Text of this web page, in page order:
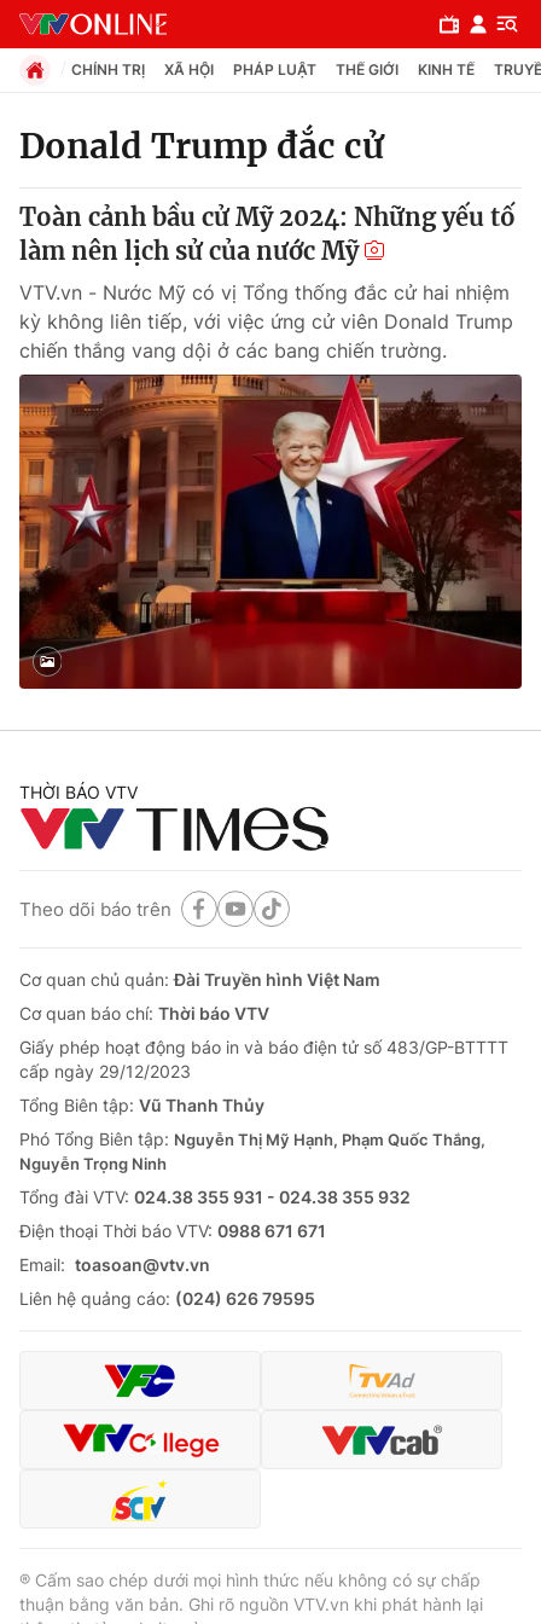
Chuyên mục
Chính trị
Xã hội
Pháp luật
Y tế
Thế giới
Tin tức
Thế giới đó đây
Câu chuyện quốc tế
Kinh tế
Tài chính
Thị trường
Góc doanh nghiệp
Dữ liệu và đời sống
Truyền hình
Phim VTV
Hậu trường
Giải sao mai
Giải trí
Điện ảnh
Âm nhạc
Du lịch
Làm đẹp
Chất lượng cuộc sống
Tuyển sinh
Học trực tuyến
Công nghệ
Hitech Công nghệ tương lai
Sản phẩm
Thị trường
Tư vấn
Giao lưu trực tuyến
Lịch phát sóng
Chuyên mục khác
Emagazine Podcast
Video Shorts video
VTV Money
VTV Sức khoẻ Bất động sản
CHÍNH TRỊ XÃ HỘI PHÁP LUẬT THẾ GIỚI KINH TẾ
Donald Trump đắc cử
Toàn cảnh bầu cử Mỹ 2024: Những yếu tố
làm nên lịch sử của nước Mỹ
VTV.vn - Nước Mỹ có vị Tổng thống đắc cử hai nhiệm
kỳ không liên tiếp, với việc ứng cử viên Donald Trump
chiến thắng vang dội ở các bang chiến trường.
THỜI BÁO VTV
Theo dõi báo trên
Cơ quan chủ quản:Đài Truyền hình Việt Nam
Cơ quan báo chí: Thời báo VTV
Giấy phép hoạt động báo in và báo điện tử số 483/GP-BTTTT
cấp ngày 29/12/2023
Tổng Biên tập: Vũ Thanh Thủy
Phó Tổng Biên tập: Nguyễn Thị Mỹ Hạnh, Phạm Quốc Thắng,
Nguyễn Trọng Ninh
Tổng đài VTV: 024.38 355 931 - 024.38 355 932
Ðiện thoại Thời báo VTV: 0988 671 671
Email: toasoan@vtv.vn
Liên hệ quảng cáo: (024) 626 79595
® Cấm sao chép dưới mọi hình thức nếu không có sự chấp
thuận bằng văn bản. Ghi rõ nguồn VTV.vn khi phát hành lại